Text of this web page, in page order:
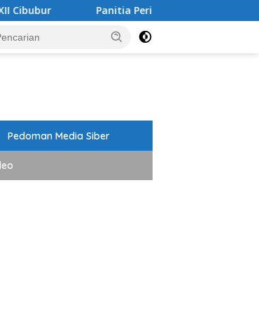
Panitia Peringatan HUT RI Kecamatan Lima
Pedoman Media Siber